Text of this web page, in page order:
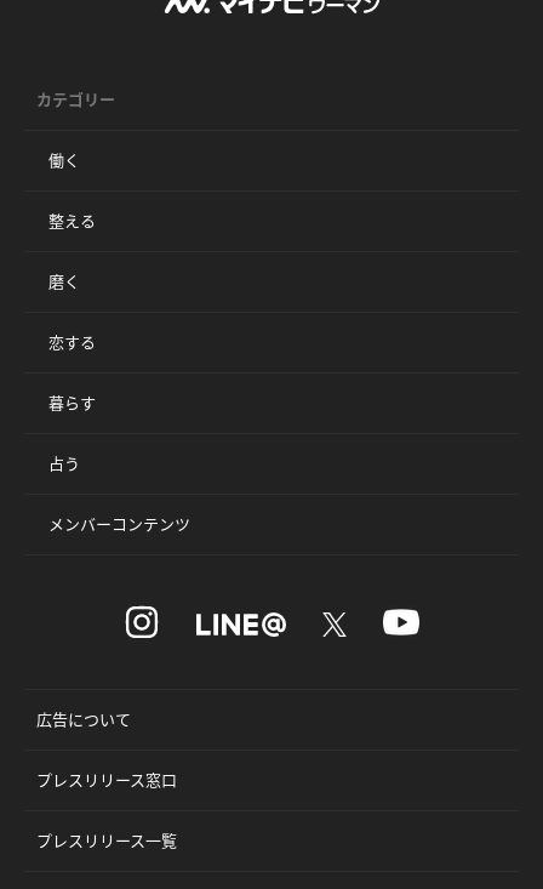
カテゴリー
働く
整える
磨く
恋する
暮らす
占う
メンバーコンテンツ
広告について
プレスリリース窓口
プレスリリース一覧